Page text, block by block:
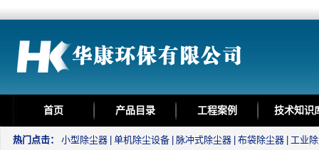
首页 产品目录 工程案例 技术知识
热门点击： 小型除尘器 单机除尘设备 脉冲式除尘器 布袋除尘器 工业